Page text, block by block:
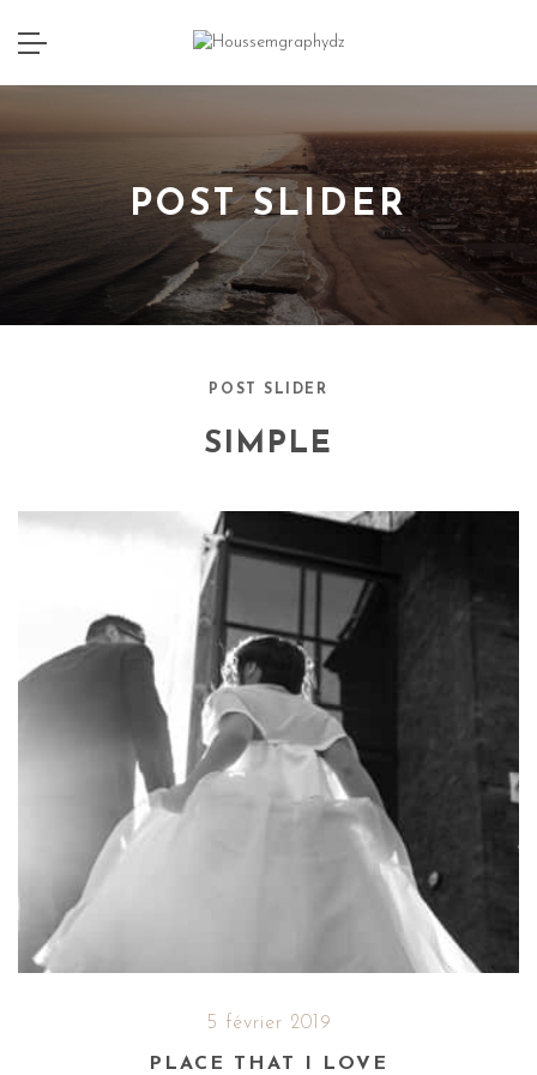
POST SLIDER
POST SLIDER
SIMPLE
5 février 2019
PLACE THAT I LOVE